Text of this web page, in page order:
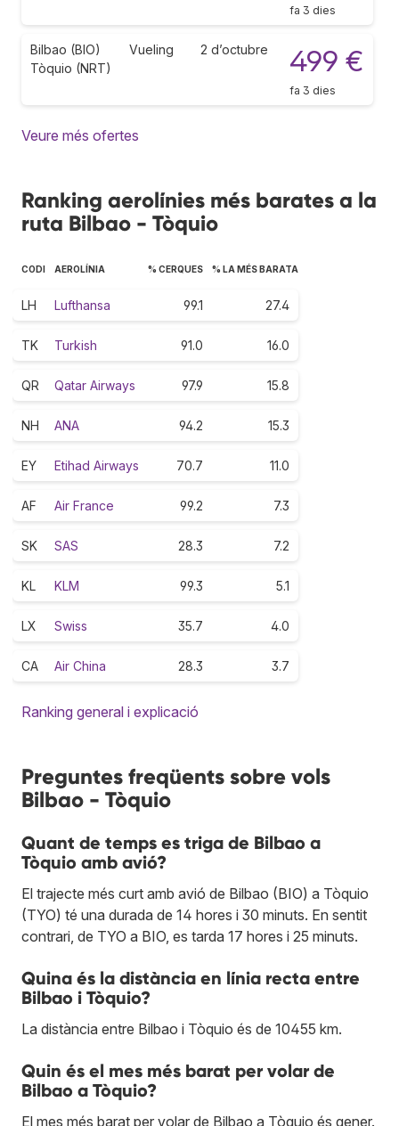
fa 3 dies
Bilbao (BIO)
Tòquio (NRT)
Vueling 2 d’octubre 499 €
fa 3 dies
Veure més ofertes
Ranking aerolínies més barates a la
ruta Bilbao - Tòquio
CODI AEROLÍNIA % CERQUES % LA MÉS BARATA
LH Lufthansa 99.1 27.4
TK Turkish 91.0 16.0
QR Qatar Airways 97.9 15.8
NH ANA 94.2 15.3
EY Etihad Airways 70.7 11.0
AF Air France 99.2 7.3
SK SAS 28.3 7.2
KL KLM 99.3 5.1
LX Swiss 35.7 4.0
CA Air China 28.3 3.7
Ranking general i explicació
Preguntes freqüents sobre vols
Bilbao - Tòquio
Quant de temps es triga de Bilbao a
Tòquio amb avió?
El trajecte més curt amb avió de Bilbao (BIO) a Tòquio
(TYO) té una durada de 14 hores i 30 minuts. En sentit
contrari, de TYO a BIO, es tarda 17 hores i 25 minuts.
Quina és la distància en línia recta entre
Bilbao i Tòquio?
La distància entre Bilbao i Tòquio és de 10455 km.
Quin és el mes més barat per volar de
Bilbao a Tòquio?
El mes més barat per volar de Bilbao a Tòquio és gener.